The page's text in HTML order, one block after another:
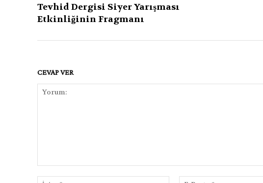
Tevhid Dergisi Siyer Yarışması
Etkinliğinin Fragmanı
CEVAP VER
İsim:*